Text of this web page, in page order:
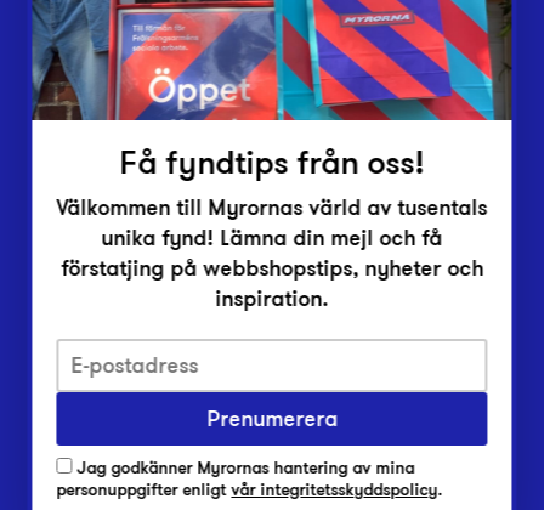
Inlämningsplatser
Om Myrorna
Lediga jobb
Pressrum
Integritetsskyddspolicy
Har du frågor om onlineköp, leverans eller retur?
Har du frågor om vår verksamhet?
Vanliga frågor om Myrorna
Få fyndtips från oss!
Välkommen till Myrornas värld av tusentals
unika fynd! Lämna din mejl och få
förstatjing på webbshopstips, nyheter och
inspiration.
Prenumerera
Jag godkänner Myrornas hantering av mina
personuppgifter enligtvår integritetsskyddspolicy.